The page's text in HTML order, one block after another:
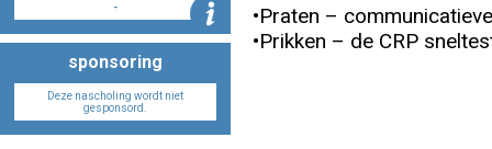
Registreren-
sponsoring
Deze nascholing wordt niet
gesponsord.
•Praten –
•Prikken – de CRP